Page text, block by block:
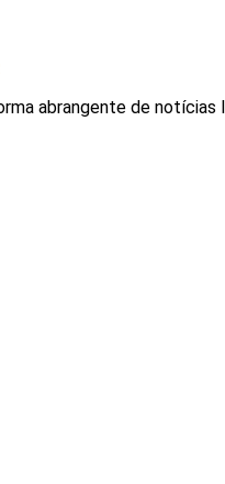
abrangente de